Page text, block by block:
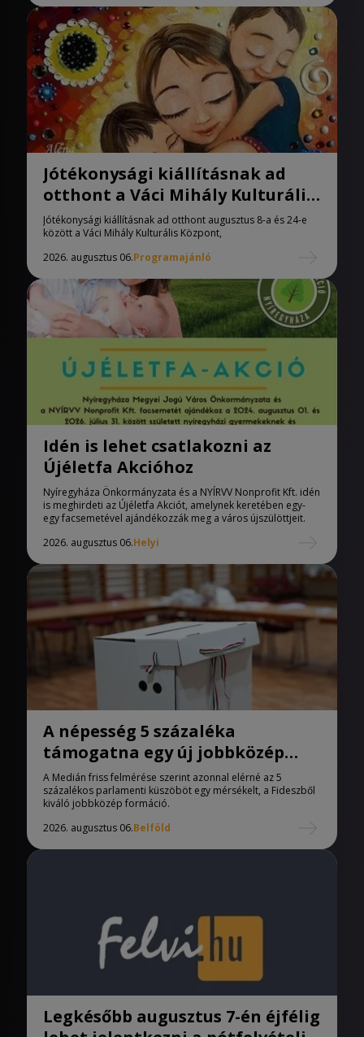
Jótékonysági kiállításnak ad
otthont a Váci Mihály Kulturális
Központ
Jótékonysági kiállításnak ad otthont augusztus 8-a és 24-e
között a Váci Mihály Kulturális Központ,
2026. augusztus 06.Programajánló
Idén is lehet csatlakozni az
Újéletfa Akcióhoz
Nyíregyháza Önkormányzata és a NYÍRVV Nonprofit Kft. idén
is meghirdeti az Újéletfa Akciót, amelynek keretében egy-
egy facsemetével ajándékozzák meg a város újszülöttjeit.
2026. augusztus 06.Helyi
A népesség 5 százaléka
támogatna egy új jobbközép
pártot
A Medián friss felmérése szerint azonnal elérné az 5
százalékos parlamenti küszöböt egy mérsékelt, a Fideszből
kiváló jobbközép formáció.
2026. augusztus 06.Belföld
Legkésőbb augusztus 7-én éjfélig